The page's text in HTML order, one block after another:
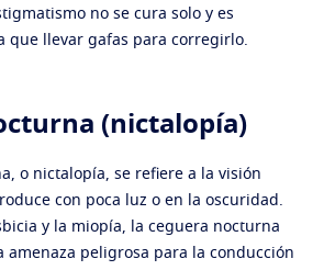
no se cura solo y es
que llevar gafas para corregirlo.
(nictalopía)
o nictalopía, se refiere a la visión
con poca luz o en la oscuridad.
y la miopía, la ceguera nocturna
amenaza peligrosa para la conducción